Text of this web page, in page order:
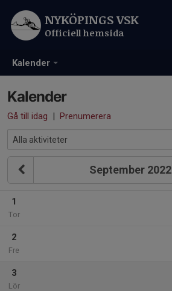
Kalender
NYKÖPINGS VSK
Officiell hemsida
Kalender
Gå till idag | Prenumerera
September 2022
1
Tor
2
Fre
3
Lör